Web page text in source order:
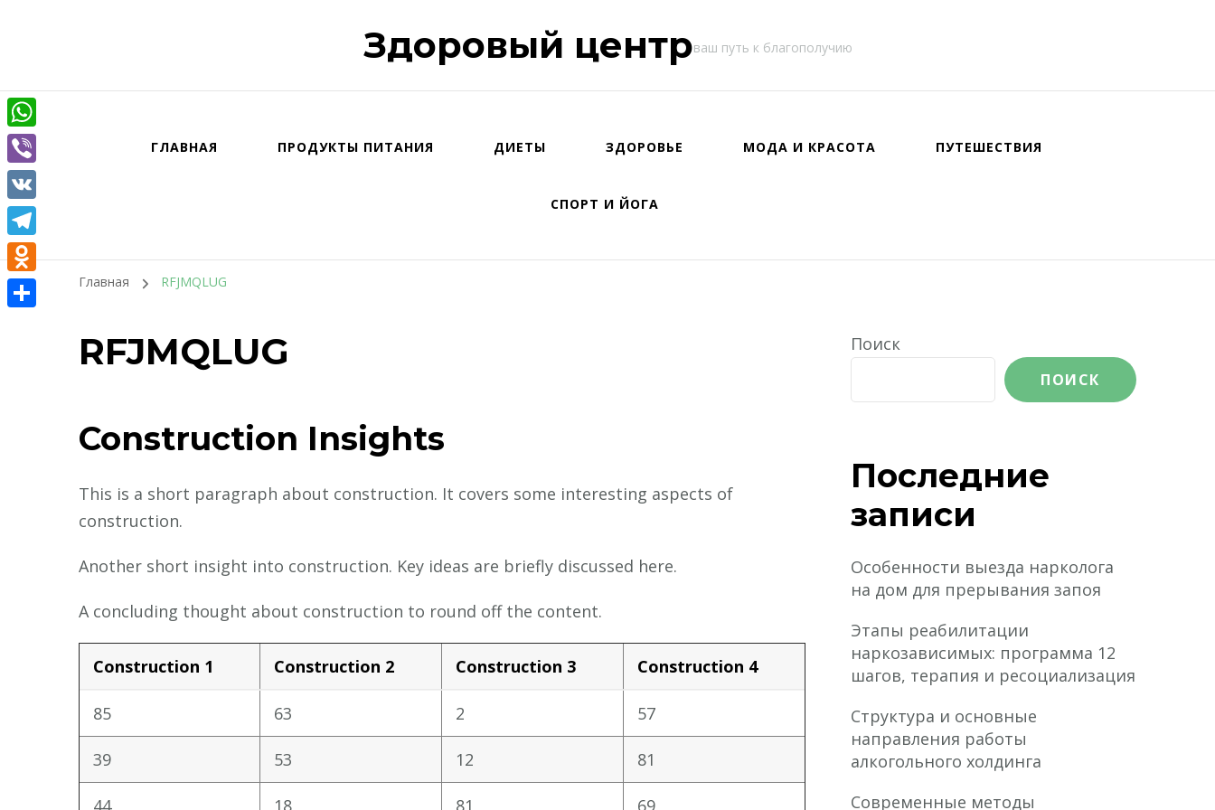
Здоровый центрваш путь к благополучию
ГЛАВНАЯ ПРОДУКТЫ ПИТАНИЯ ДИЕТЫ ЗДОРОВЬЕ МОДА И КРАСОТА ПУТЕШЕСТВИЯ
СПОРТ И ЙОГА
Главная RFJMQLUG
RFJMQLUG
Construction Insights
This is a short paragraph about construction. It covers some interesting aspects of
construction.
Another short insight into construction. Key ideas are briefly discussed here.
A concluding thought about construction to round off the content.
Construction 1 Construction 2 Construction 3 Construction 4
85 63 2 57
39 53 12 81
44 18 81 69
Поиск
ПОИСК
Последние
записи
Особенности выезда нарколога
на дом для прерывания запоя
Этапы реабилитации
наркозависимых: программа 12
шагов, терапия и ресоциализация
Структура и основные
направления работы
алкогольного холдинга
Современные методы
WhatsApp
Viber
VK
Telegram
Odnoklassniki